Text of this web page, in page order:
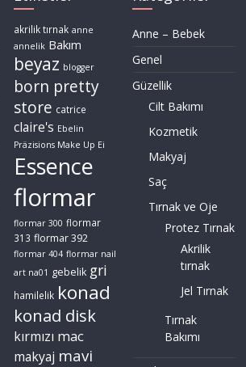
akrilik tırnak anne
annelik Bakım
beyaz blogger
born pretty
store catrice
claire's Ebelin
Präzisions Make Up Ei
Essence
flormar
flormar 300 flormar
313 flormar 392
flormar 404 flormar nail
art na01 gebelik gri
hamilelik konad
konad disk
kırmızı mac
makyaj mavi
Anne – Bebek
Genel
Güzellik
Cilt Bakımı
Kozmetik
Makyaj
Saç
Tırnak ve Oje
Protez Tırnak
Akrilik
tırnak
Jel Tırnak
Tırnak
Bakımı